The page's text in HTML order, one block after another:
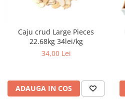
Caju crud Large Pieces
22.68kg 34lei/kg
34,00 Lei
ADAUGA IN COS